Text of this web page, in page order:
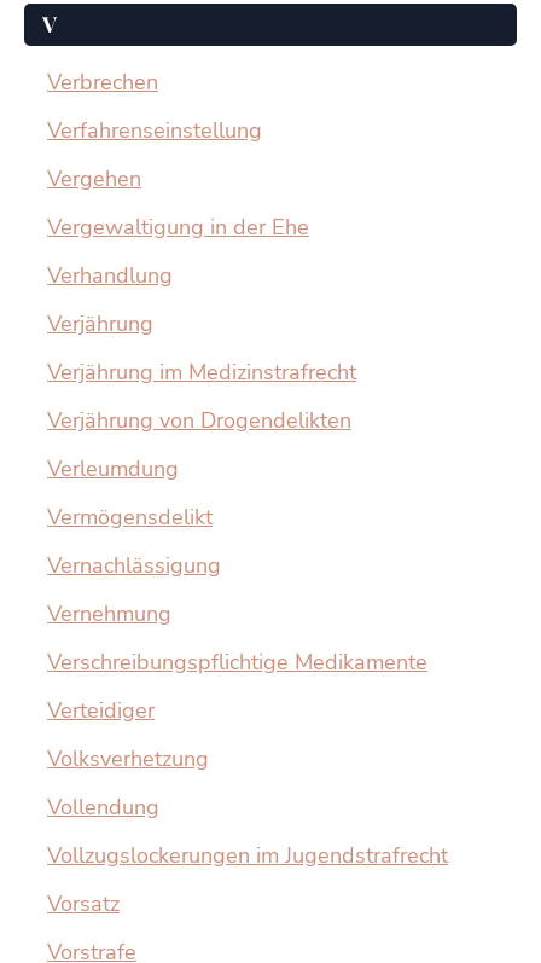
V
Verbrechen
Verfahrenseinstellung
Vergehen
Vergewaltigung in der Ehe
Verhandlung
Verjährung
Verjährung im Medizinstrafrecht
Verjährung von Drogendelikten
Verleumdung
Vermögensdelikt
Vernachlässigung
Vernehmung
Verschreibungspflichtige Medikamente
Verteidiger
Volksverhetzung
Vollendung
Vollzugslockerungen im Jugendstrafrecht
Vorsatz
Vorstrafe